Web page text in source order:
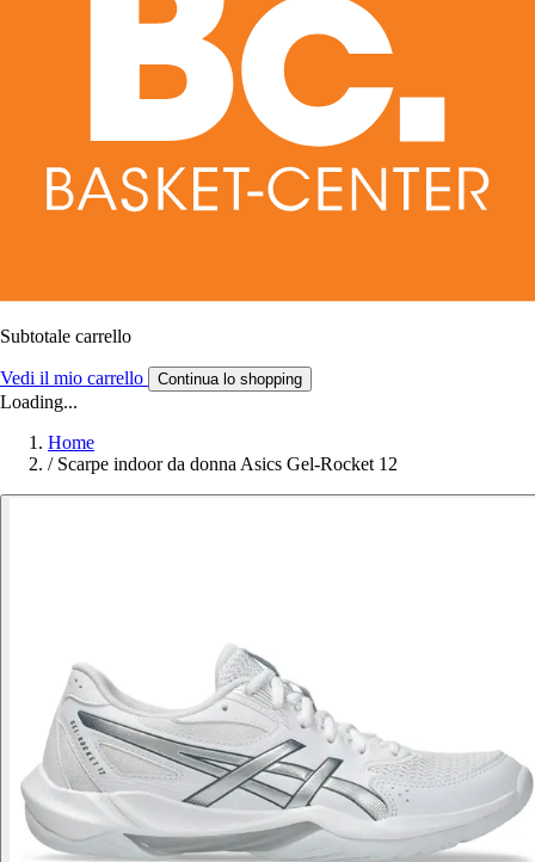
Subtotale carrello
Vedi il mio carrello Continua lo shopping
Loading...
Home
/ Scarpe indoor da donna Asics Gel-Rocket 12